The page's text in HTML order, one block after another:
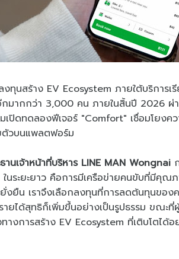
งทุนสร้าง EV Ecosystem ภายใต้บริการเ
ากกว่า 3,000 คน ภายในสิ้นปี 2026 ผ่าน
เปิดทดลองฟีเจอร์ "Comfort" เชื่อมโยงค
วบนแพลตฟอร์ม
นเจ้าหน้าที่บริหาร LINE MAN Wongnai
นระยะยาว คือการมีเครือข่ายคนขับที่มีคุณ
ยืน เราจึงเลือกลงทุนที่การลดต้นทุนของค
ยได้สุทธิก็เพิ่มขึ้นอย่างเป็นรูปธรรม ขณะ
างการสร้าง EV Ecosystem ที่เติบโตได้